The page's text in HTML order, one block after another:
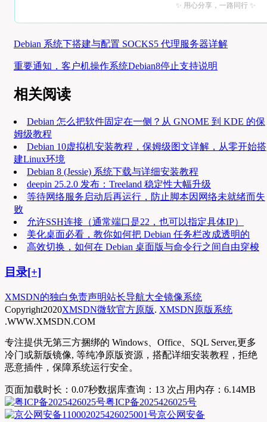
✨ 用心分享，一路同行 ✨
Debian 系统下搭建与配置 SOCKS5 代理服务器详解
重要通知，客户机操作系统Debian8停止支持说明
相关阅读
Debian 怎么把软件固定在一侧？从 GNOME 到 KDE 的保
姆级教程
Debian 10虚拟机安装教程，保姆级图文详解，从零开始搭
建Linux环境
Debian 8 (Jessie) 系统下载与详细安装教程
deepin 25.2.0 发布：Treeland 稳定性大幅升级
等待网络服务启动后再运行，防止脚本因网络未就绪而失
败
允许SSH连接（通常端口是22，也可以指定具体IP）
美化桌面必看，教你如何把 Debian 任务栏改成透明的
高效切换，如何在 Debian 桌面版与命令行之间自由穿梭
目录[+]
XMSDN的独白免责声明站长导航大全镜像系统
Copyright2020XMSDN微软官方原版. XMSDN原版系统
.WWW.XMSDN.COM
专注提供无第三方捆绑的 Windows、Office、SQL Server,更多
冷门或新版镜像, 等纯净原版资源，搭配详细安装教程，拒绝
恶意插件，保障系统运行安全。
页面加载时长：0.07秒数据库查询：13 次占用内存：6.14MB
粤ICP备2025426025号
京公网安备